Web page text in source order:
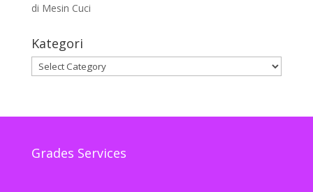
di Mesin Cuci
Kategori
Kategori
Grades Services